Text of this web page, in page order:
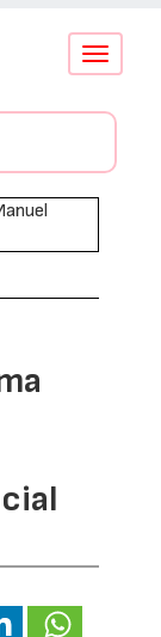
Conmutar